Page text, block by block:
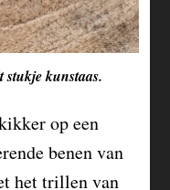
stukje kunstaas.
op een
benen van
het trillen van